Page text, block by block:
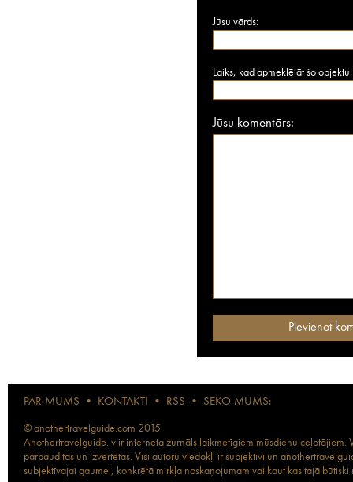
Jūsu vārds:
Laiks, kad apmeklējāt šo objektu:
Jūsu komentārs:
PAR MUMS • KONTAKTI • RSS • SEKO MUMS:
© anothertravelguide.com 2015
Anothertravelguide.lv ir interneta žurnāls laikmetīgiem mūsdienu
pārbaudītas un izvērtētas. Visi autoru viedokļi ir subjektīvi un
subjektīvajai gaumei, konkrētā mirkļa noskaņojumam vai kaut kas tajā